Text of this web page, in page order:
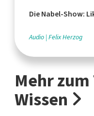
Die Nabel-Show:
Audio Felix Herzog
Mehr
Wissen